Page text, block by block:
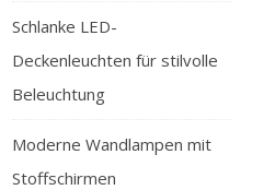
Schlanke LED-
Deckenleuchten für stilvolle
Beleuchtung
Moderne Wandlampen mit
Stoffschirmen